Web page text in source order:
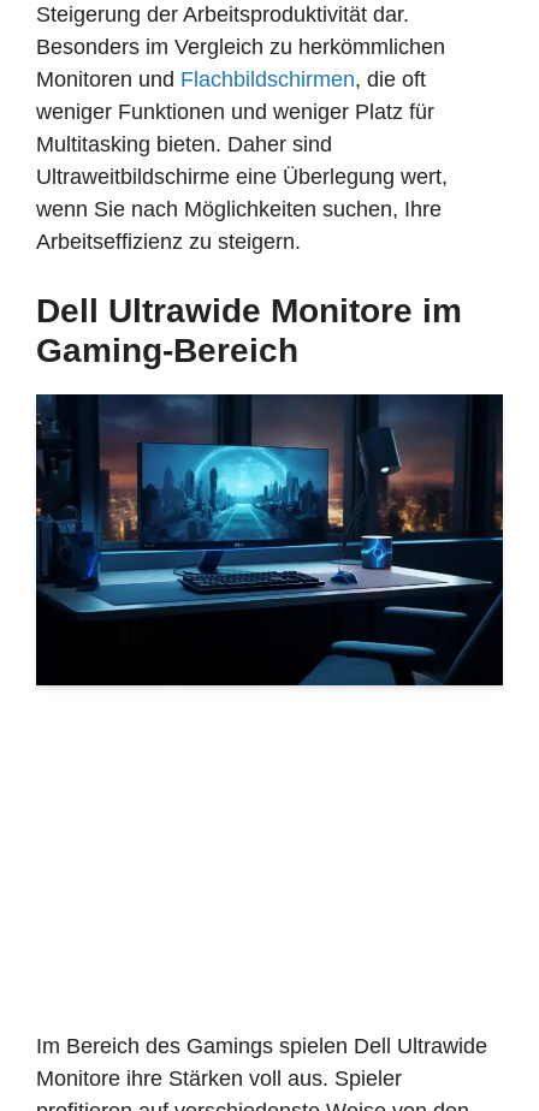
Steigerung der Arbeitsproduktivität dar.
Besonders im Vergleich zu herkömmlichen
Monitoren und Flachbildschirmen, die oft
weniger Funktionen und weniger Platz für
Multitasking bieten. Daher sind
Ultraweitbildschirme eine Überlegung wert,
wenn Sie nach Möglichkeiten suchen, Ihre
Arbeitseffizienz zu steigern.
Dell Ultrawide Monitore im
Gaming-Bereich
Im Bereich des Gamings spielen Dell Ultrawide
Monitore ihre Stärken voll aus. Spieler